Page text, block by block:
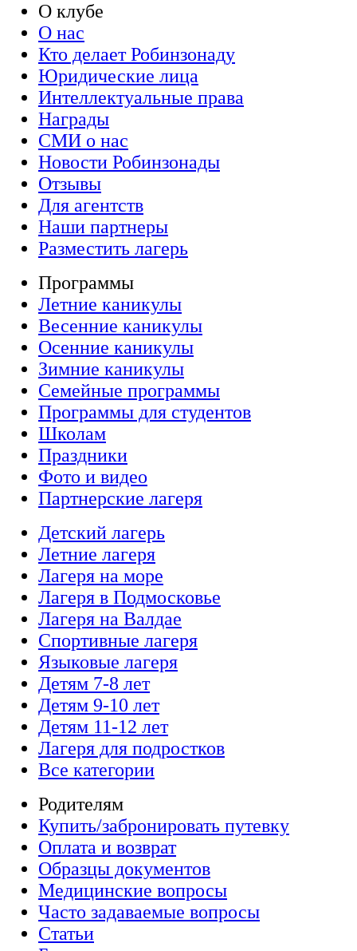
О клубе
О нас
Кто делает Робинзонаду
Юридические лица
Интеллектуальные права
Награды
СМИ о нас
Новости Робинзонады
Отзывы
Для агентств
Наши партнеры
Разместить лагерь
Программы
Летние каникулы
Весенние каникулы
Осенние каникулы
Зимние каникулы
Семейные программы
Программы для студентов
Школам
Праздники
Фото и видео
Партнерские лагеря
Детский лагерь
Летние лагеря
Лагеря на море
Лагеря в Подмосковье
Лагеря на Валдае
Спортивные лагеря
Языковые лагеря
Детям 7-8 лет
Детям 9-10 лет
Детям 11-12 лет
Лагеря для подростков
Все категории
Родителям
Купить/забронировать путевку
Оплата и возврат
Образцы документов
Медицинские вопросы
Часто задаваемые вопросы
Статьи